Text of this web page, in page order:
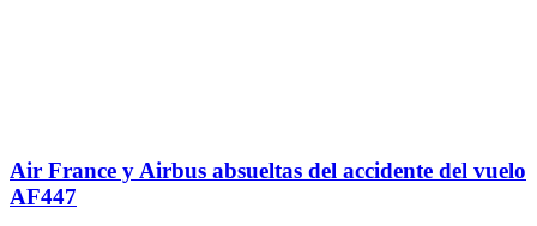
Air France y Airbus absueltas del accidente del vuelo
AF447